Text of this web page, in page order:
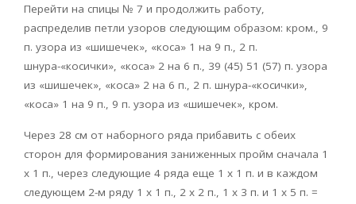
Перейти на спицы № 7 и продолжить работу,
распределив петли узоров следующим образом: кром., 9
п. узора из «шишечек», «коса» 1 на 9 п., 2 п.
шнура-«косички», «коса» 2 на 6 п., 39 (45) 51 (57) п. узора
из «шишечек», «коса» 2 на 6 п., 2 п. шнура-«косички»,
«коса» 1 на 9 п., 9 п. узора из «шишечек», кром.
Через 28 см от наборного ряда прибавить с обеих
сторон для формирования заниженных пройм сначала 1
х 1 п., через следующие 4 ряда еще 1 х 1 п. и в каждом
следующем 2-м ряду 1 х 1 п., 2 х 2 п., 1 х 3 п. и 1 х 5 п. =